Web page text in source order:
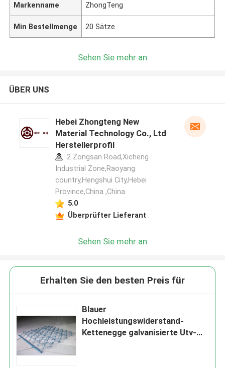
Markenname ZhongTeng
Min Bestellmenge 20 Sätze
Sehen Sie mehr an
ÜBER UNS
Hebei Zhongteng New
Material Technology Co., Ltd
Herstellerprofil
2 Zongsan Road,Xicheng
Industrial Zone,Raoyang
country,Hengshui City,Hebei
Province,China ,China
5.0
Überprüfter Lieferant
Sehen Sie mehr an
Erhalten Sie den besten Preis für
Blauer
Hochleistungswiderstand-
Kettenegge galvanisierte Utv-